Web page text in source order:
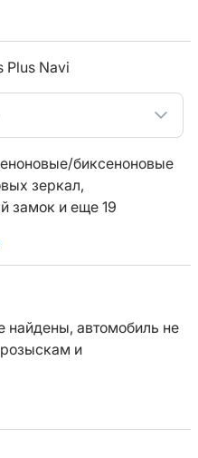
Plus Navi
биксеноновые
зеркал,
замок и еще 19
найдены, автомобиль не
и